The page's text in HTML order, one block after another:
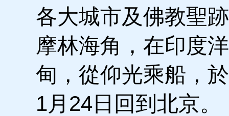
各大城市及佛教聖
摩林海角，在印度
甸，從仰光乘船，
1月24日回到北京。